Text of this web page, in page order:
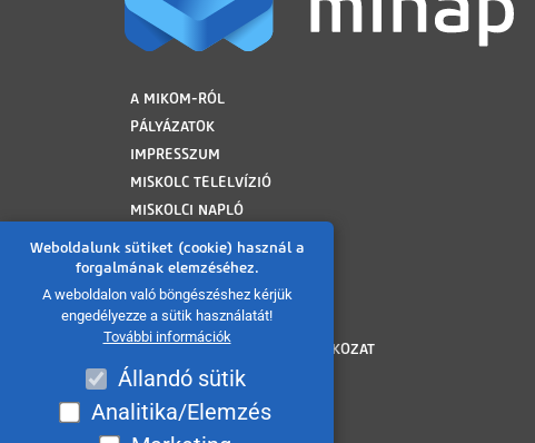
Weboldalunk sütiket (cookie) használ a
forgalmának elemzéséhez.
A weboldalon való böngészéshez kérjük
engedélyezze a sütik használatát!
További információk
Állandó sütik
Analitika/Elemzés
LÁBLÉC
A MIKOM-RÓL
PÁLYÁZATOK
IMPRESSZUM
MISKOLC TELELVÍZIÓ
MISKOLCI NAPLÓ
FELHASZNÁLÁSI FELTÉTELEK
ADATVÉDELMI TÁJÉKOZTATÓ
SÜTI TÁJÉKOZTATÓ
AKADÁLYMENTESÍTÉSI NYILATKOZAT
KÖZÉRDEKŰ ADATOK
KÖZADATKERESŐ